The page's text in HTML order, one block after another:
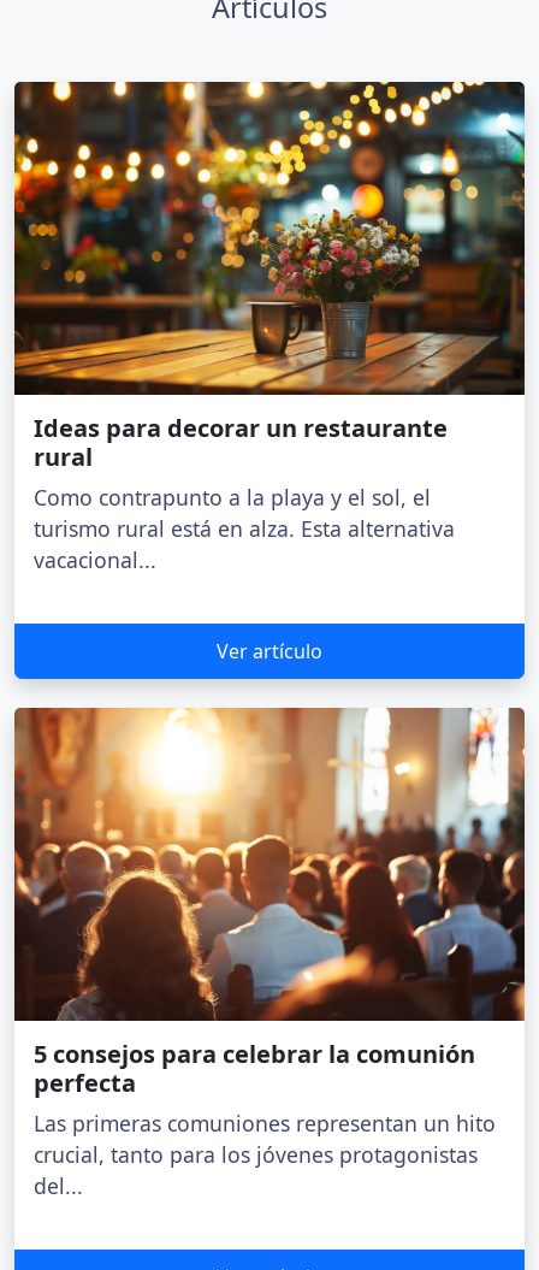
Ideas para decorar un restaurante
rural
Como contrapunto a la playa y el sol, el
turismo rural está en alza. Esta alternativa
vacacional...
Ver artículo
5 consejos para celebrar la comunión
perfecta
Las primeras comuniones representan un hito
crucial, tanto para los jóvenes protagonistas
del...